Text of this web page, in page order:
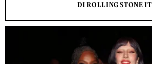
DI ROLLING STONE IT